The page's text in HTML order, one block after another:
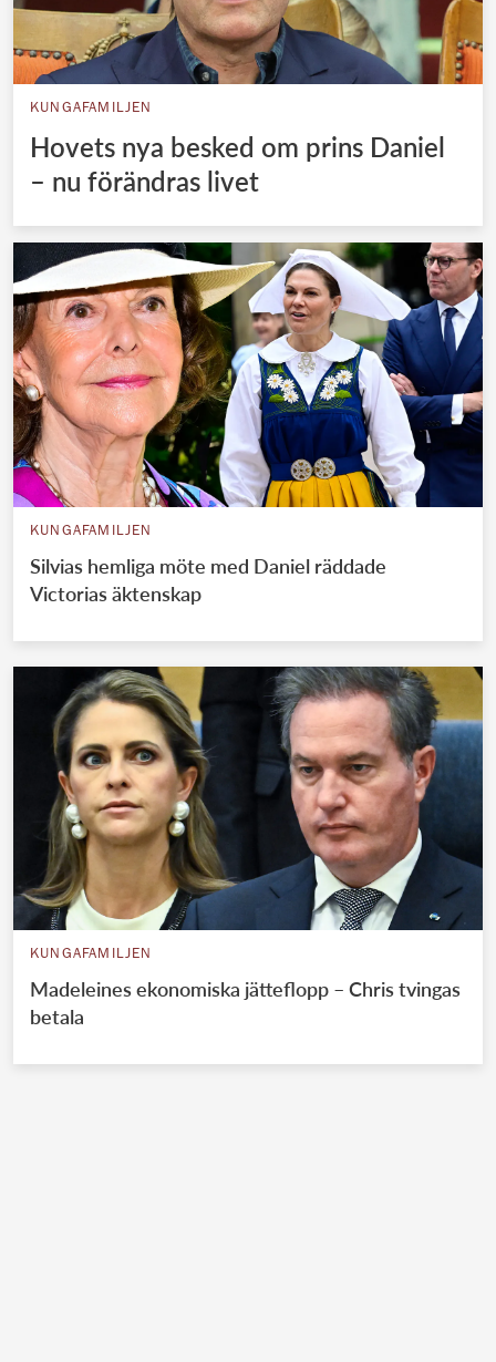
KUNGAFAMILJEN
Hovets nya besked om prins Daniel
– nu förändras livet
KUNGAFAMILJEN
Silvias hemliga möte med Daniel räddade
Victorias äktenskap
KUNGAFAMILJEN
Madeleines ekonomiska jätteflopp – Chris tvingas
betala